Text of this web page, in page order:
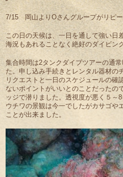
7/15 岡山よりOさんグループがリピ
この日の天候は、一日を通して強い日
海況もあれることなく絶好のダイビン
集合時間は2タンクダイブツアーの通
た。申し込み手続きとレンタル器材の
リクエストと一日のスケジュールの確
ないポイントがいいとのことだったの
ッジで潜りました。透視度が悪く５～
ウチワの景観は今一でしたがカサゴや
ことが出来ました。